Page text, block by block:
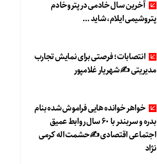
آخرین سال خادمی در پتروخادم
پتروشیمی ایلام، شاید …
انتصابات؛ فرصتی برای نمایش تجارب
مدیریتی ✍ شهریار غلامپور
خواهر خوانده هایی فراموش شده بنام
بدره و سربندر با ۶۰ سال روابط عمیق
اجتماعی اقتصادی ✍حشمت اله کرمی
نژاد